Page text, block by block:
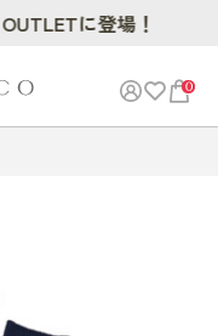
0
に登場！